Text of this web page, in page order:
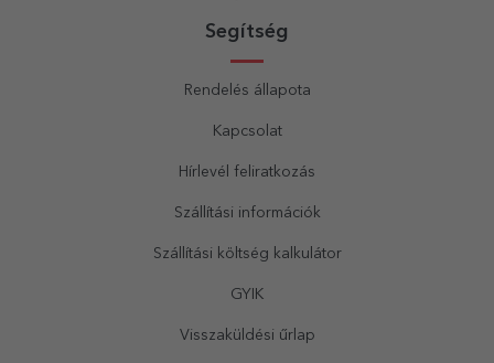
Segítség
Rendelés állapota
Kapcsolat
Hírlevél feliratkozás
Szállítási információk
Szállítási költség kalkulátor
GYIK
Visszaküldési űrlap